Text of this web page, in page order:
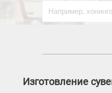
Изготовление